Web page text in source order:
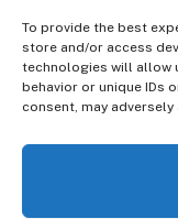
To provide the best
store and/or access
technologies will allow
behavior or unique IDs
consent, may
de
July 8,